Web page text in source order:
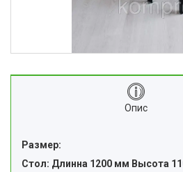
Опис
Размер:
Стол: Длинна 1200 мм Высота